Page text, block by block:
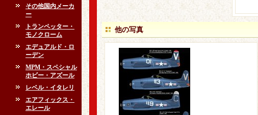
その他国内メーカ
ー
トランペッター・
モノクローム
エデュアルド・ロ
ーデン
MPM・スペシャル
ホビー・アズール
レベル・イタレリ
エアフィックス・
エレール
他の写真